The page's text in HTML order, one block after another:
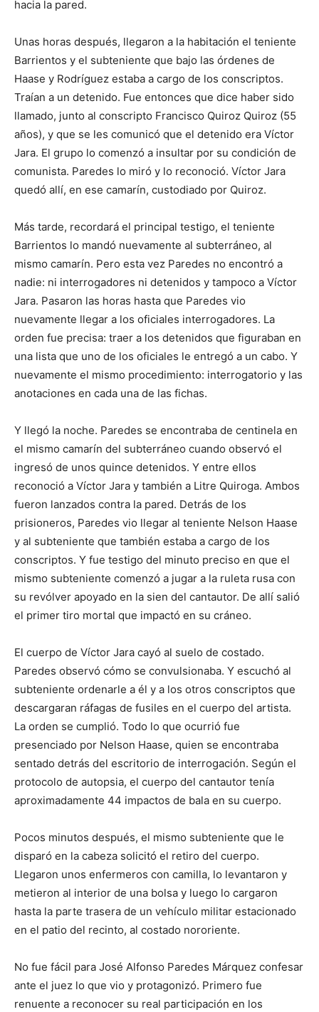
hacia la pared.
Unas horas después, llegaron a la habitación el teniente
Barrientos y el subteniente que bajo las órdenes de
Haase y Rodríguez estaba a cargo de los conscriptos.
Traían a un detenido. Fue entonces que dice haber sido
llamado, junto al conscripto Francisco Quiroz Quiroz (55
años), y que se les comunicó que el detenido era Víctor
Jara. El grupo lo comenzó a insultar por su condición de
comunista. Paredes lo miró y lo reconoció. Víctor Jara
quedó allí, en ese camarín, custodiado por Quiroz.
Más tarde, recordará el principal testigo, el teniente
Barrientos lo mandó nuevamente al subterráneo, al
mismo camarín. Pero esta vez Paredes no encontró a
nadie: ni interrogadores ni detenidos y tampoco a Víctor
Jara. Pasaron las horas hasta que Paredes vio
nuevamente llegar a los oficiales interrogadores. La
orden fue precisa: traer a los detenidos que figuraban en
una lista que uno de los oficiales le entregó a un cabo. Y
nuevamente el mismo procedimiento: interrogatorio y las
anotaciones en cada una de las fichas.
Y llegó la noche. Paredes se encontraba de centinela en
el mismo camarín del subterráneo cuando observó el
ingresó de unos quince detenidos. Y entre ellos
reconoció a Víctor Jara y también a Litre Quiroga. Ambos
fueron lanzados contra la pared. Detrás de los
prisioneros, Paredes vio llegar al teniente Nelson Haase
y al subteniente que también estaba a cargo de los
conscriptos. Y fue testigo del minuto preciso en que el
mismo subteniente comenzó a jugar a la ruleta rusa con
su revólver apoyado en la sien del cantautor. De allí salió
el primer tiro mortal que impactó en su cráneo.
El cuerpo de Víctor Jara cayó al suelo de costado.
Paredes observó cómo se convulsionaba. Y escuchó al
subteniente ordenarle a él y a los otros conscriptos que
descargaran ráfagas de fusiles en el cuerpo del artista.
La orden se cumplió. Todo lo que ocurrió fue
presenciado por Nelson Haase, quien se encontraba
sentado detrás del escritorio de interrogación. Según el
protocolo de autopsia, el cuerpo del cantautor tenía
aproximadamente 44 impactos de bala en su cuerpo.
Pocos minutos después, el mismo subteniente que le
disparó en la cabeza solicitó el retiro del cuerpo.
Llegaron unos enfermeros con camilla, lo levantaron y
metieron al interior de una bolsa y luego lo cargaron
hasta la parte trasera de un vehículo militar estacionado
en el patio del recinto, al costado nororiente.
No fue fácil para José Alfonso Paredes Márquez confesar
ante el juez lo que vio y protagonizó. Primero fue
renuente a reconocer su real participación en los